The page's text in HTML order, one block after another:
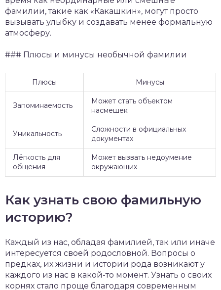
фамилии, такие как «Какашкин», могут просто
вызывать улыбку и создавать менее формальную
атмосферу.
### Плюсы и минусы необычной фамилии
Плюсы Минусы
Запоминаемость
Может стать объектом
насмешек
Уникальность
Сложности в официальных
документах
Лёгкость для
общения
Может вызвать недоумение
окружающих
Как узнать свою фамильную
историю?
Каждый из нас, обладая фамилией, так или иначе
интересуется своей родословной. Вопросы о
предках, их жизни и истории рода возникают у
каждого из нас в какой-то момент. Узнать о своих
корнях стало проще благодаря современным